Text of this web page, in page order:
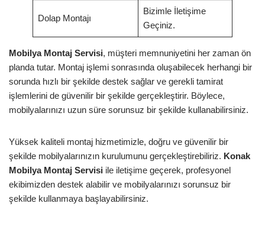
Dolap Montajı
Bizimle İletişime
Geçiniz.
Mobilya Montaj Servisi, müşteri memnuniyetini her zaman ön
planda tutar. Montaj işlemi sonrasında oluşabilecek herhangi bir
sorunda hızlı bir şekilde destek sağlar ve gerekli tamirat
işlemlerini de güvenilir bir şekilde gerçekleştirir. Böylece,
mobilyalarınızı uzun süre sorunsuz bir şekilde kullanabilirsiniz.
Yüksek kaliteli montaj hizmetimizle, doğru ve güvenilir bir
şekilde mobilyalarınızın kurulumunu gerçekleştirebiliriz. Konak
Mobilya Montaj Servisi ile iletişime geçerek, profesyonel
ekibimizden destek alabilir ve mobilyalarınızı sorunsuz bir
şekilde kullanmaya başlayabilirsiniz.